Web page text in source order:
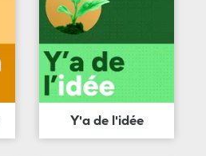
Y'a de l'idée